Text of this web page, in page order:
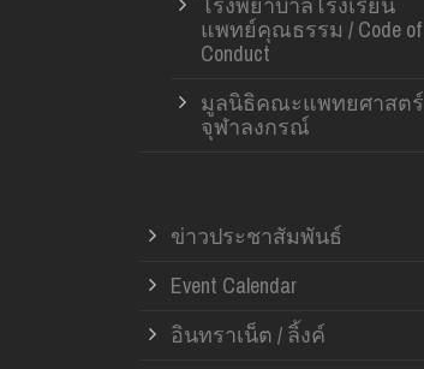
แพทย์คุณธรรม / Code of
Conduct
มูลนิธิคณะแพทยศาสตร์
จุฬาลงกรณ์
ข่าวประชาสัมพันธ์
Event Calendar
อินทราเน็ต / ลิ้งค์